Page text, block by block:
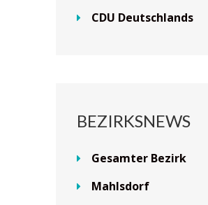
CDU Deutschlands
BEZIRKSNEWS
Gesamter Bezirk
Mahlsdorf